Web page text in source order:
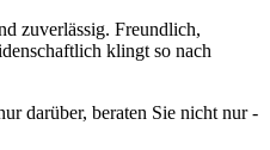
zuverlässig. Freundlich,
klingt so nach
darüber, beraten Sie nicht nur -